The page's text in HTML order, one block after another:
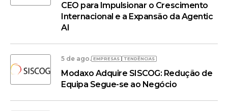
CEO para Impulsionar o Crescimento
Internacional e a Expansão da Agentic
AI
5 de ago. EMPRESAS TENDÊNCIAS
Modaxo Adquire SISCOG: Redução de
Equipa Segue-se ao Negócio